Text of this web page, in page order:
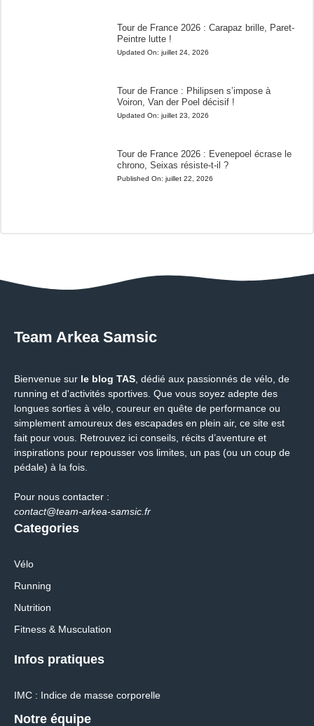
Tour de France 2026 : Carapaz brille, Paret-
Peintre lutte !
Updated On: juillet 24, 2026
Tour de France : Philipsen s’impose à
Voiron, Van der Poel décisif !
Updated On: juillet 23, 2026
Tour de France 2026 : Evenepoel écrase le
chrono, Seixas résiste-t-il ?
Published On: juillet 22, 2026
Team Arkea Samsic
Bienvenue sur le blog TAS , dédié aux passionnés de vélo, de
running et d'activités sportives. Que vous soyez adepte des
longues sorties à vélo, coureur en quête de performance ou
simplement amoureux des escapades en plein air, ce site est
fait pour vous. Retrouvez ici conseils, récits d’aventure et
inspirations pour repousser vos limites, un pas (ou un coup de
pédale) à la fois.
Pour nous contacter :
contact@team-arkea-samsic.fr
Categories
Vélo
Running
Nutrition
Fitness & Musculation
Infos pratiques
IMC : Indice de masse corporelle
Notre équipe